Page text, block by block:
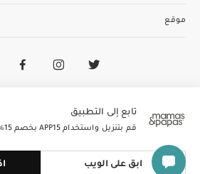
تابع إلى التطبيق
قم بتنزيل واستخدام APP15 بخصم 15٪
ابق على الويب
موقع
الطاير إنسغنيا (ذ.م.م) تدير وتمتلك ماماز
© 2026 الطاير إنسغنيا (ذ.م.م). جميع الحقوق محفوظة